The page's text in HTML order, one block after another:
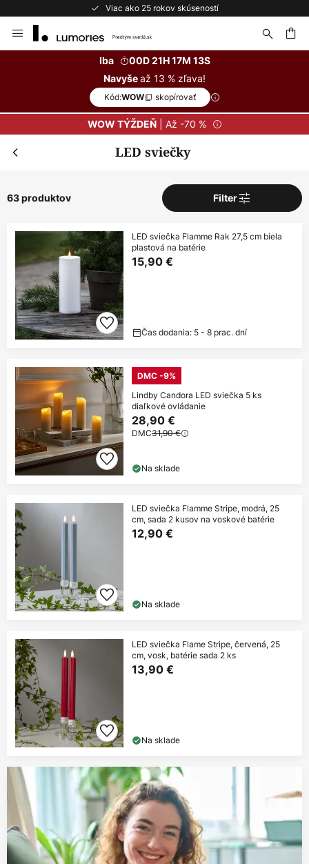
Bezplatné vrátenie do 50 dní
to
Iba
00D 21H 17M 12S
Navyšeaž 13 % zľava!
Kód:WOW skopírovať
WOW TÝŽDEŇ| Až -70 %
LED sviečky
63 produktov Filter
LED sviečka Flamme Rak 27,5 cm biela
plastová na batérie
15,90 €
Čas dodania: 5 - 8 prac. dní
DMC -9%
Lindby Candora LED sviečka 5 ks
diaľkové ovládanie
28,90 €
DMC31,90 €
Na sklade
LED sviečka Flamme Stripe, modrá, 25
cm, sada 2 kusov na voskové batérie
12,90 €
Na sklade
LED sviečka Flame Stripe, červená, 25
cm, vosk, batérie sada 2 ks
13,90 €
Na sklade